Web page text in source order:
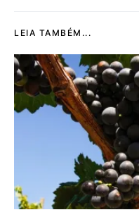
LEIA TAMBÉM...